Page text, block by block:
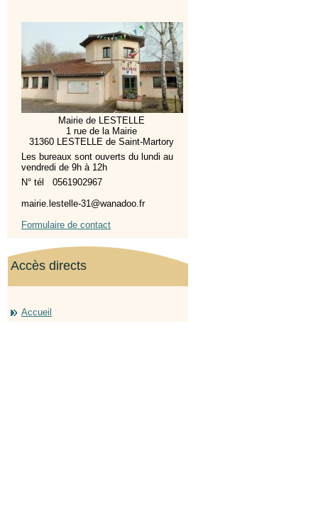
Mairie de LESTELLE
1 rue de la Mairie
31360 LESTELLE de Saint-Martory
Les bureaux sont ouverts du lundi au
vendredi de 9h à 12h
N° tél 0561902967
mairie.lestelle-31@wanadoo.fr
Formulaire de contact
Accès directs
Accueil